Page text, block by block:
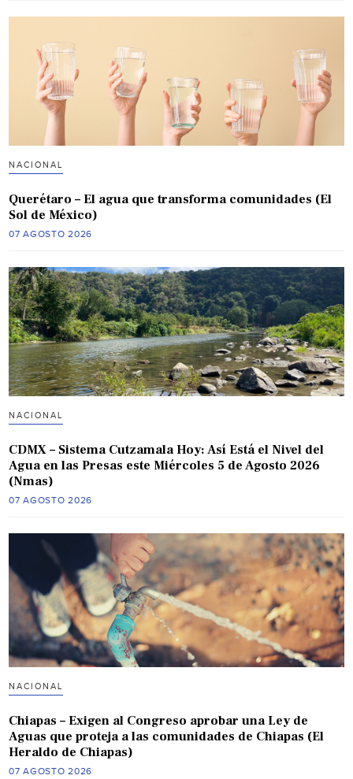
NACIONAL
Querétaro – El agua que transforma comunidades (El
Sol de México)
07 AGOSTO 2026
NACIONAL
CDMX – Sistema Cutzamala Hoy: Así Está el Nivel del
Agua en las Presas este Miércoles 5 de Agosto 2026
(Nmas)
07 AGOSTO 2026
NACIONAL
Chiapas – Exigen al Congreso aprobar una Ley de
Aguas que proteja a las comunidades de Chiapas (El
Heraldo de Chiapas)
07 AGOSTO 2026